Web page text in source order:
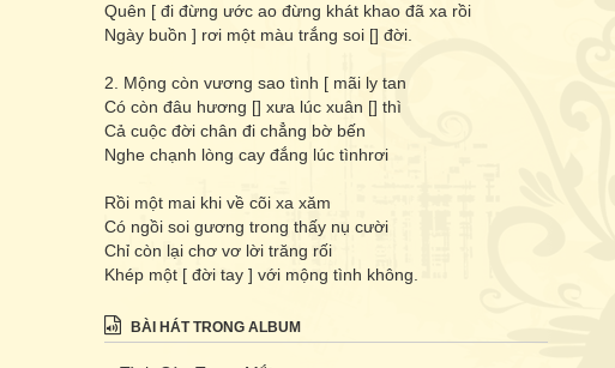
Quên [ đi đừng ước ao đừng khát khao đã xa rồi
Ngày buồn ] rơi một màu trắng soi [] đời.
2. Mộng còn vương sao tình [ mãi ly tan
Có còn đâu hương [] xưa lúc xuân [] thì
Cả cuộc đời chân đi chẳng bờ bến
Nghe chạnh lòng cay đắng lúc tìnhrơi
Rồi một mai khi về cõi xa xăm
Có ngồi soi gương trong thấy nụ cười
Chỉ còn lại chơ vơ lời trăng rối
Khép một [ đời tay ] với mộng tình không.
BÀI HÁT TRONG ALBUM